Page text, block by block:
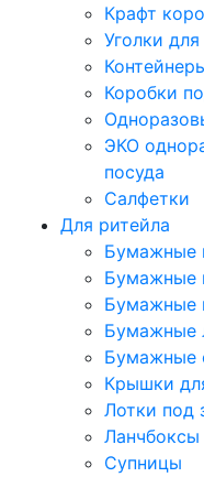
Крафт
Уголки
Коробки
ЭКО
посуда
Салфетки
Для ритейла
Бумажные
Бумажные
Бумажные
Бумажные
Бумажные
Крышки
Лотки под
Ланчбоксы
Супницы